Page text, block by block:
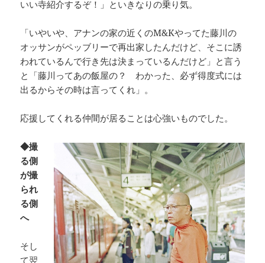
いい寺紹介するぞ！」といきなりの乗り気。
「いやいや、アナンの家の近くのM&Kやってた藤川の
オッサンがペッブリーで再出家したんだけど、そこに誘
われているんで行き先は決まっているんだけど」と言う
と「藤川ってあの飯屋の？ わかった、必ず得度式には
出るからその時は言ってくれ」。
応援してくれる仲間が居ることは心強いものでした。
◆撮
る側
が撮
られ
る側
へ
そし
て翌